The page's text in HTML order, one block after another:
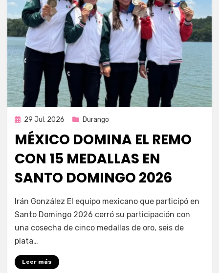
Publicada
29 Jul, 2026 Durango
MÉXICO DOMINA EL REMO
CON 15 MEDALLAS EN
SANTO DOMINGO 2026
por Fernando Miranda Servín
Irán González El equipo mexicano que participó en
Santo Domingo 2026 cerró su participación con
una cosecha de cinco medallas de oro, seis de
plata…
Leer más